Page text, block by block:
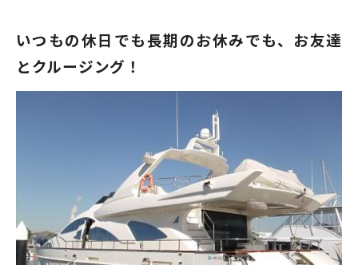
いつもの休日でも長期のお休みでも、お友達
とクルージング！